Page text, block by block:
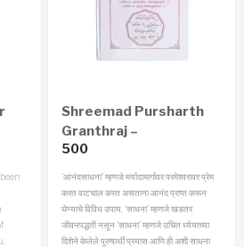
Shreemad Pursharth
Granthraj –
Aanandsadhana
Economy Edition
(Marathi)
500
‘आनंदसाधना’ म्हणजे मर्यादामार्गावर परमेश्‍वरावर प्रेम
करत वाटचाल करत असताना आनंद प्राप्त करून
घेण्याचे विविध उपाय. ‘साधना’ म्हणजे खडतर
जीवनपद्धती नसून ‘साधना’ म्हणजे उचित ध्येयाच्या
दिशेने केलेले पुरुषार्थी प्रयास आणि ही अशी साधना